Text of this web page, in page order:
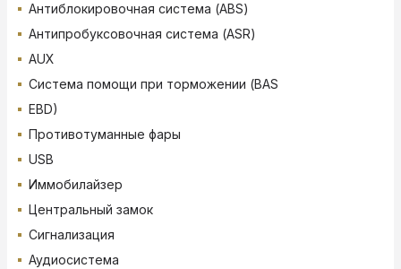
Антиблокировочная система (ABS)
Антипробуксовочная система (ASR)
AUX
Система помощи при торможении (BAS
EBD)
Противотуманные фары
USB
Иммобилайзер
Центральный замок
Сигнализация
Аудиосистема